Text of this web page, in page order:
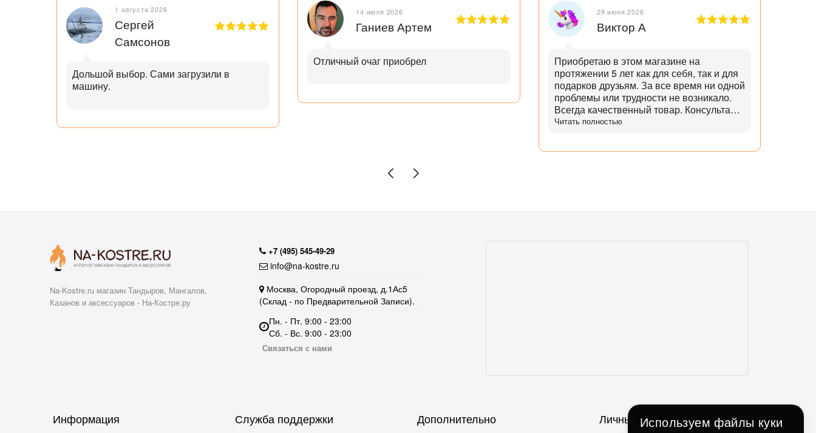
1 августа 2026
Сергей
Самсонов
Дольшой выбор. Сами загрузили в
машину.
14 июля 2026
Ганиев Артем
Отличный очаг приобрел
29 июня 2026
Виктор А
Приобретаю в этом магазине на
протяжении 5 лет как для себя, так и для
подарков друзьям. За все время ни одной
проблемы или трудности не возникало.
Всегда качественный товар. Консультант
помогает с выбором и советами. Советы
отзывчивые и опытные. Особенно
Читать полностью
Na-Kostre.ru магазин Тандыров, Мангалов,
Казанов и аксессуаров - На-Костре.ру
+7 (495) 545-49-29
info@na-kostre.ru
Москва, Огородный проезд, д.1Ас5
(Склад - по Предварительной Записи).
Пн. - Пт. 9:00 - 23:00
Сб. - Вс. 9:00 - 23:00
Связаться с нами
Информация Служба поддержки Дополнительно Личный КабинетИспользуем файлы куки